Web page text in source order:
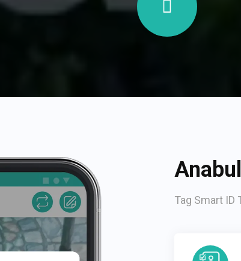
Tag Smart ID